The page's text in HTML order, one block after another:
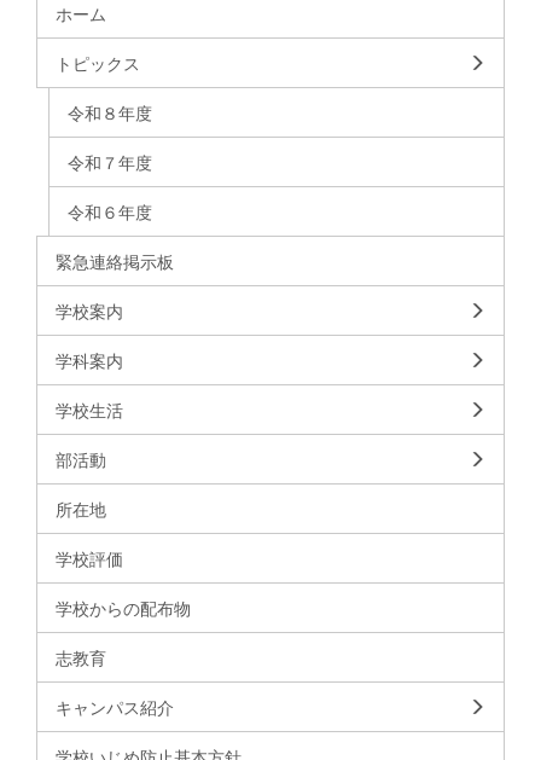
ホーム
トピックス
令和８年度
令和７年度
令和６年度
緊急連絡掲示板
学校案内
学科案内
学校生活
部活動
所在地
学校評価
学校からの配布物
志教育
キャンパス紹介